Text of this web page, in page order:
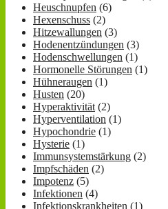
Heuschnupfen (6)
Hexenschuss (2)
Hitzewallungen (3)
Hodenentzündungen (3)
Hodenschwellungen (1)
Hormonelle Störungen (1)
Hühneraugen (1)
Husten (20)
Hyperaktivität (2)
Hyperventilation (1)
Hypochondrie (1)
Hysterie (1)
Immunsystemstärkung (2)
Impfschäden (2)
Impotenz (5)
Infektionen (4)
Infektionskrankheiten (1)